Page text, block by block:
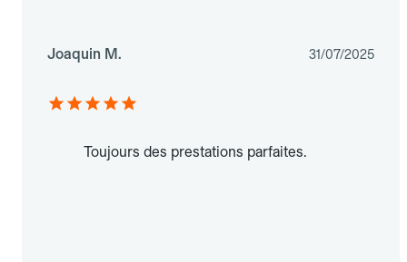
Joaquin M. 31/07/2025
Toujours des prestations parfaites.